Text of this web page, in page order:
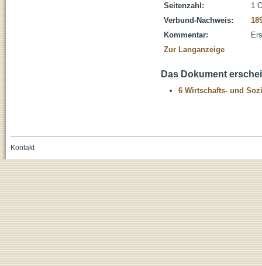
Seitenzahl:
1
Verbund-Nachweis:
Kommentar:
Zur Langanzeige
Das Dokument
6 Wirtschafts- und
Kontakt